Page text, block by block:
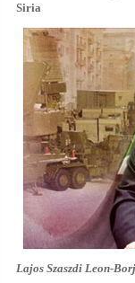
Siria
Lajos Szaszdi Leon-